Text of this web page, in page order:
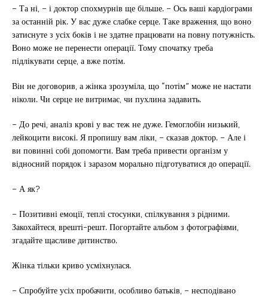
– Та ні, – і доктор спохмурнів ще більше. – Ось ваші кардіограми
за останній рік. У вас дуже слабке серце. Таке враження, що воно
затиснуте з усіх боків і не здатне працювати на повну потужність.
Воно може не перенести операції. Тому спочатку треба
підлікувати серце, а вже потім.
Він не договорив, а жінка зрозуміла, що “потім” може не настати
ніколи. Чи серце не витримає, чи пухлина задавить.
– До речі, аналіз крові у вас теж не дуже. Гемоглобін низький,
лейкоцити високі. Я пропишу вам ліки, – сказав доктор. – Але і
ви повинні собі допомогти. Вам треба привести організм у
відносний порядок і заразом морально підготуватися до операції.
– А як?
– Позитивні емоції, теплі стосунки, спілкування з рідними.
Закохайтеся, врешті-решт. Погортайте альбом з фотографіями,
згадайте щасливе дитинство.
Жінка тільки криво усміхнулася.
– Спробуйте усіх пробачити, особливо батьків, – несподівано